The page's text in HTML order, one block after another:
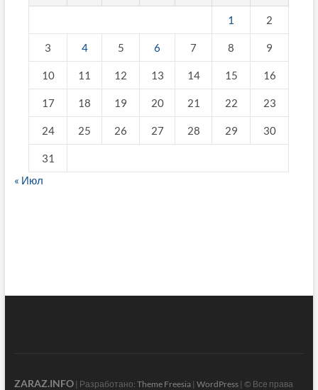
1 2
3 4 5 6 7 8 9
10 11 12 13 14 15 16
17 18 19 20 21 22 23
24 25 26 27 28 29 30
31
« Июл
ZARAZ.INFO| Разработано: Theme Freesia| WordPress| © Все права